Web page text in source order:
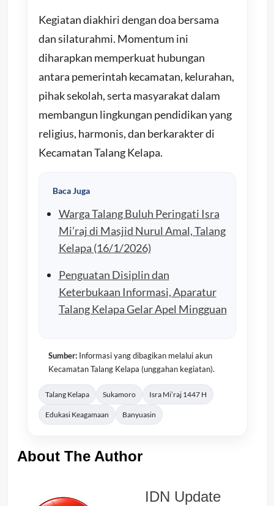
Kegiatan diakhiri dengan doa bersama
dan silaturahmi. Momentum ini
diharapkan memperkuat hubungan
antara pemerintah kecamatan, kelurahan,
pihak sekolah, serta masyarakat dalam
membangun lingkungan pendidikan yang
religius, harmonis, dan berkarakter di
Kecamatan Talang Kelapa.
Baca Juga
Warga Talang Buluh Peringati Isra
Mi’raj di Masjid Nurul Amal, Talang
Kelapa (16/1/2026)
Penguatan Disiplin dan
Keterbukaan Informasi, Aparatur
Talang Kelapa Gelar Apel Mingguan
Sumber:Informasi yang dibagikan melalui akun
Kecamatan Talang Kelapa (unggahan kegiatan).
Talang Kelapa Sukamoro Isra Mi’raj 1447 H
Edukasi Keagamaan Banyuasin
About The Author
IDN Update